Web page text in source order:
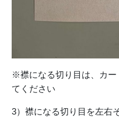
※襟になる切り目は、カ
てください
3）襟になる切り目を左右